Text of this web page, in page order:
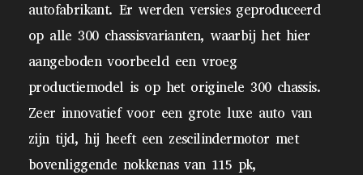
autofabrikant. Er werden versies geproduceerd
op alle 300 chassisvarianten, waarbij het hier
aangeboden voorbeeld een vroeg
productiemodel is op het originele 300 chassis.
Zeer innovatief voor een grote luxe auto van
zijn tijd, hij heeft een zescilindermotor met
bovenliggende nokkenas van 115 pk,